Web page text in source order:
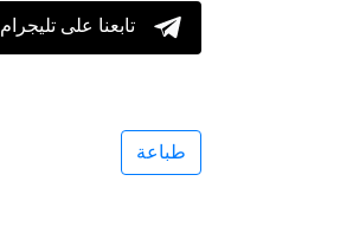
تابعنا على تليجرام
طباعة